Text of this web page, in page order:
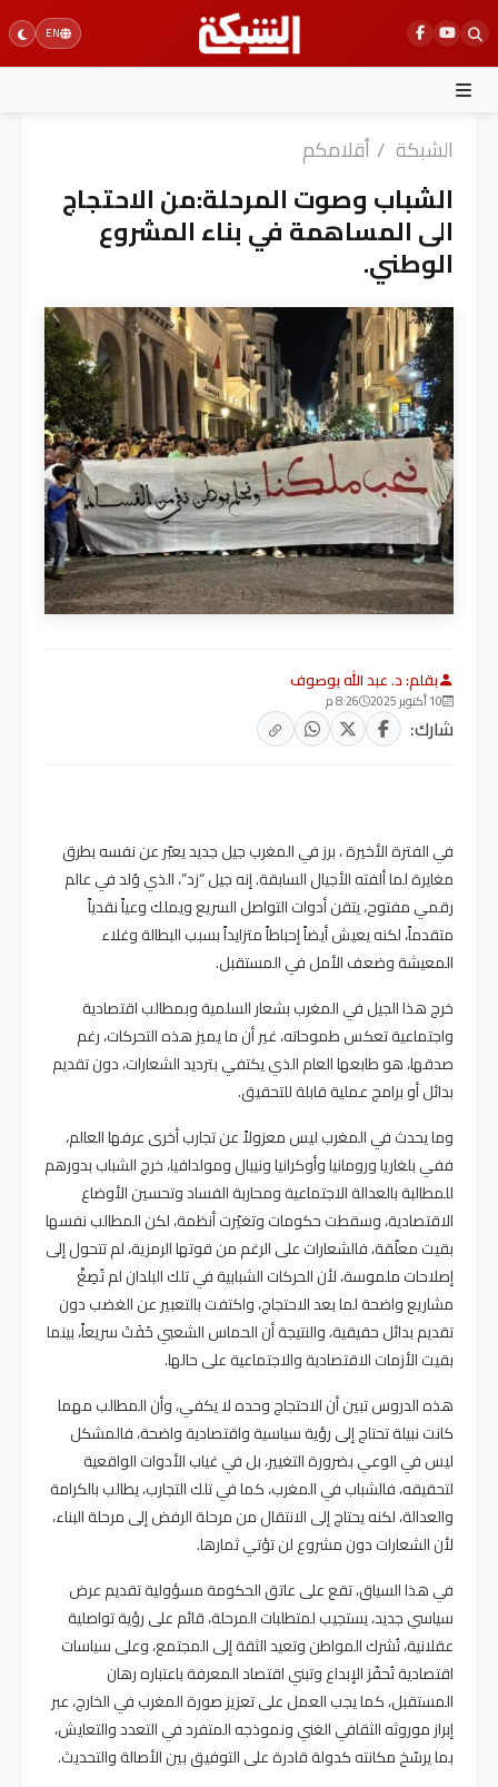
Skip
to
content
EN
الشبكة / أقلامكم
الشباب وصوت المرحلة:من الاحتجاج
الى المساهمة في بناء المشروع
الوطني.
بقلم: د. عبد الله بوصوف
10 أكتوبر 2025 8:26 م
شارك:
في الفترة الأخيرة ، برز في المغرب جيل جديد يعبّر عن نفسه بطرق
مغايرة لما ألفته الأجيال السابقة. إنه جيل “زد”، الذي وُلد في عالم
رقمي مفتوح، يتقن أدوات التواصل السريع ويملك وعياً نقدياً
متقدماً، لكنه يعيش أيضاً إحباطاً متزايداً بسبب البطالة وغلاء
المعيشة وضعف الأمل في المستقبل.
خرج هذا الجيل في المغرب بشعار السلمية وبمطالب اقتصادية
واجتماعية تعكس طموحاته، غير أن ما يميز هذه التحركات، رغم
صدقها، هو طابعها العام الذي يكتفي بترديد الشعارات، دون تقديم
بدائل أو برامج عملية قابلة للتحقيق.
وما يحدث في المغرب ليس معزولاً عن تجارب أخرى عرفها العالم،
ففي بلغاريا ورومانيا وأوكرانيا ونيبال ومولدافيا، خرج الشباب بدورهم
للمطالبة بالعدالة الاجتماعية ومحاربة الفساد وتحسين الأوضاع
الاقتصادية، وسقطت حكومات وتغيّرت أنظمة، لكن المطالب نفسها
بقيت معلّقة، فالشعارات على الرغم من قوتها الرمزية، لم تتحول إلى
إصلاحات ملموسة، لأن الحركات الشبابية في تلك البلدان لم تُصِغْ
مشاريع واضحة لما بعد الاحتجاج، واكتفت بالتعبير عن الغضب دون
تقديم بدائل حقيقية، والنتيجة أن الحماس الشعبي خَفَتَ سريعاً، بينما
بقيت الأزمات الاقتصادية والاجتماعية على حالها.
هذه الدروس تبين أن الاحتجاج وحده لا يكفي، وأن المطالب مهما
كانت نبيلة تحتاج إلى رؤية سياسية واقتصادية واضحة، فالمشكل
ليس في الوعي بضرورة التغيير، بل في غياب الأدوات الواقعية
لتحقيقه، فالشباب في المغرب، كما في تلك التجارب، يطالب بالكرامة
والعدالة، لكنه يحتاج إلى الانتقال من مرحلة الرفض إلى مرحلة البناء،
لأن الشعارات دون مشروع لن تؤتي ثمارها.
في هذا السياق، تقع على عاتق الحكومة مسؤولية تقديم عرض
سياسي جديد، يستجيب لمتطلبات المرحلة، قائم على رؤية تواصلية
عقلانية، تُشرك المواطن وتعيد الثقة إلى المجتمع، وعلى سياسات
اقتصادية تُحفّز الإبداع وتبني اقتصاد المعرفة باعتباره رهان
المستقبل، كما يجب العمل على تعزيز صورة المغرب في الخارج، عبر
إبراز موروثه الثقافي الغني ونموذجه المتفرد في التعدد والتعايش،
بما يرسّخ مكانته كدولة قادرة على التوفيق بين الأصالة والتحديث.